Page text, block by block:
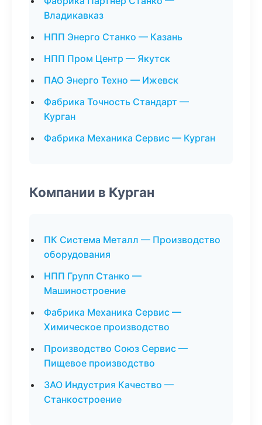
Владикавказ
НПП Энерго Станко — Казань
НПП Пром Центр — Якутск
ПАО Энерго Техно — Ижевск
Фабрика Точность Стандарт —
Курган
Фабрика Механика Сервис — Курган
Компании в Курган
ПК Система Металл — Производство
оборудования
НПП Групп Станко —
Машиностроение
Фабрика Механика Сервис —
Химическое производство
Производство Союз Сервис —
Пищевое производство
ЗАО Индустрия Качество —
Станкостроение